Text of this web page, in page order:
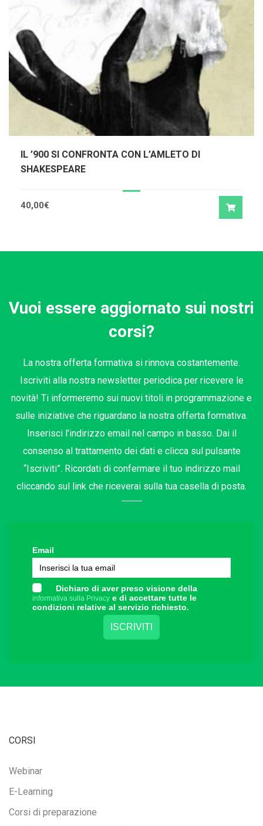
IL ’900 SI CONFRONTA CON L’AMLETO DI
SHAKESPEARE
40,00€
Vuoi essere aggiornato sui nostri
corsi?
La nostra offerta formativa si rinnova costantemente.
Iscriviti alla nostra newsletter periodica per ricevere le
novità! Ti informeremo sui nuovi titoli in programmazione e
sulle iniziative che riguardano la nostra offerta formativa.
Inserisci l’indirizzo email nel campo in basso. Dai il
consenso al trattamento dei dati e clicca sul pulsante
“Iscriviti”. Ricordati di confermare il tuo indirizzo mail
cliccando sul link che riceverai sulla tua casella di posta.
Email
Dichiaro di aver preso visione della
informativa sulla Privacy e di accettare tutte le
condizioni relative al servizio richiesto.
CORSI
Webinar
E-Learning
Corsi di preparazione